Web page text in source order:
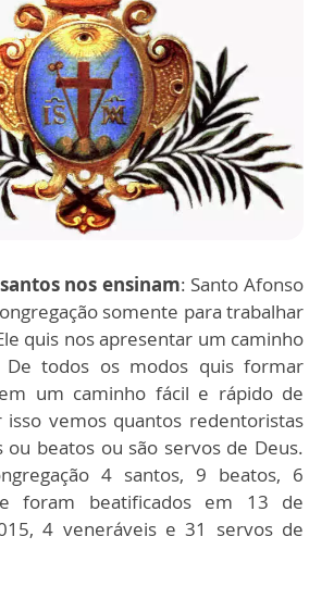
nos ensinam: Santo Afonso
somente para trabalhar
quis nos apresentar um caminho
De todos os modos quis formar
um caminho fácil e rápido de
isso vemos quantos redentoristas
ou beatos ou são servos de Deus.
4 santos, 9 beatos, 6
foram beatificados em 13 de
4 veneráveis e 31 servos de